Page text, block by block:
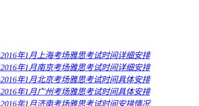
2016年1月上海考场雅思考试时间详细安排
2016年1月南京考场雅思考试时间详细安排
2016年1月北京考场雅思考试时间具体安排
2016年1月广州考场雅思考试时间具体安排
2016年1月济南考场雅思考试时间安排情况